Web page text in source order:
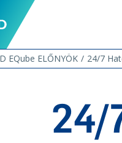
EQube ELŐNYÖK 24/7
24/